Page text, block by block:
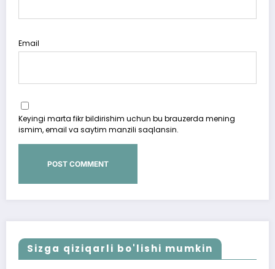
Email
Keyingi marta fikr bildirishim uchun bu brauzerda mening
ismim, email va saytim manzili saqlansin.
Sizga qiziqarli bo'lishi mumkin